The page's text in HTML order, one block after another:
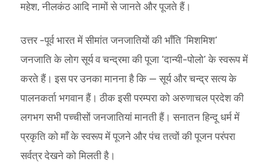
महेश, नीलकंठ आदि नामों से जानते और पूजते हैं।
उत्तर -पूर्व भारत में सीमांत जनजातियों की भाँति ‘मिशमिश’
जनजाति के लोग सूर्य व चन्द्रमा की पूजा ‘दान्यी-पोलो’ के स्वरूप में
करते हैं। इस पर उनका मानना है कि — सूर्य और चन्द्र सत्य के
पालनकर्ता भगवान हैं। ठीक इसी परम्परा को अरुणाचल प्रदेश की
लगभग सभी पच्चीसों जनजातियां मानती हैं। सनातन हिन्दू धर्म में
प्रकृति को माँ के स्वरूप में पूजने और पंच तत्वों की पूजन परंपरा
सर्वत्र देखने को मिलती है।